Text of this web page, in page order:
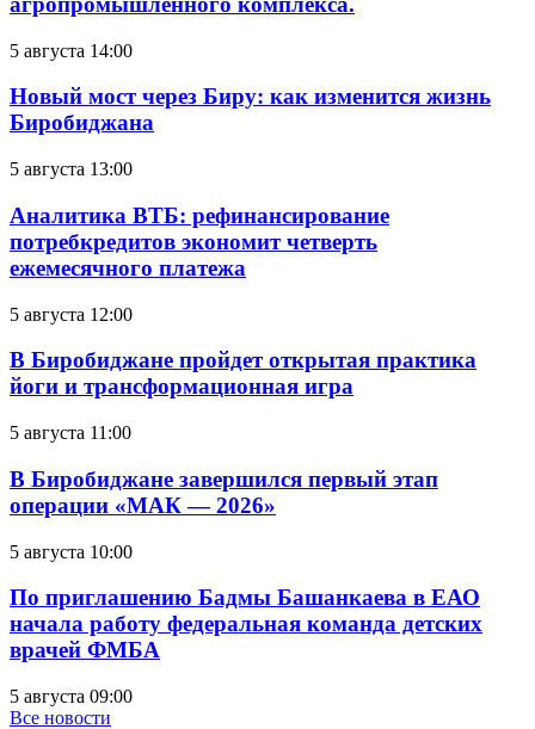
5 августа 14:00
Новый мост через Биру: как изменится жизнь
Биробиджана
5 августа 13:00
Аналитика ВТБ: рефинансирование
потребкредитов экономит четверть
ежемесячного платежа
5 августа 12:00
В Биробиджане пройдет открытая практика
йоги и трансформационная игра
5 августа 11:00
В Биробиджане завершился первый этап
операции «МАК — 2026»
5 августа 10:00
По приглашению Бадмы Башанкаева в ЕАО
начала работу федеральная команда детских
врачей ФМБА
5 августа 09:00
Все новости